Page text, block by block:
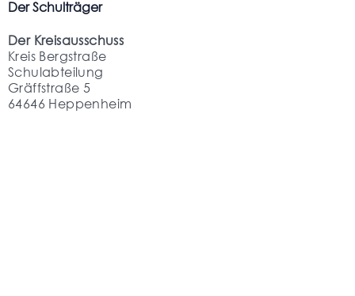
Der Schulträger
Der Kreisausschuss
Kreis Bergstraße
Schulabteilung
Gräffstraße 5
64646 Heppenheim